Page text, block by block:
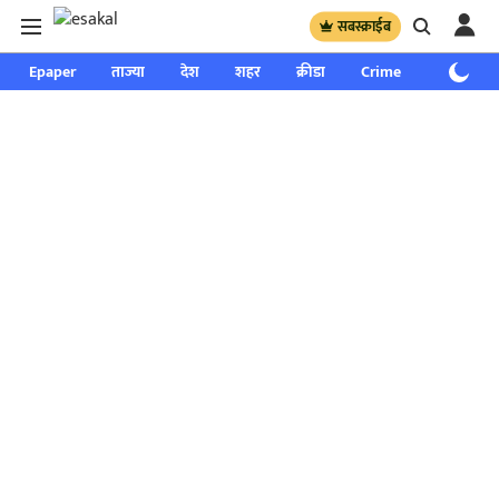
सबस्क्राईब
Epaper ताज्या देश शहर क्रीडा Crime साप्ताहिक